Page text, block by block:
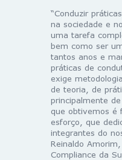
“Conduzir
na sociedade e
uma tarefa
bem como ser
tantos anos e
práticas de
exige
de teoria, de
principalmente
que obtivemos é
esforço, que
integrantes do
Reinaldo
Compliance da